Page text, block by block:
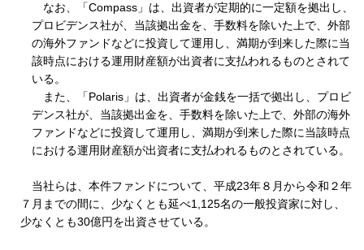
なお、「Compass」は、出資者が定期的に一定額を拠出し、
プロビデンス社が、当該拠出金を、手数料を除いた上で、外部
の海外ファンドなどに投資して運用し、満期が到来した際に当
該時点における運用財産額が出資者に支払われるものとされて
いる。
また、「Polaris」は、出資者が金銭を一括で拠出し、プロビ
デンス社が、当該拠出金を、手数料を除いた上で、外部の海外
ファンドなどに投資して運用し、満期が到来した際に当該時点
における運用財産額が出資者に支払われるものとされている。
当社らは、本件ファンドについて、平成23年８月から令和２年
７月までの間に、少なくとも延べ1,125名の一般投資家に対し、
少なくとも30億円を出資させている。